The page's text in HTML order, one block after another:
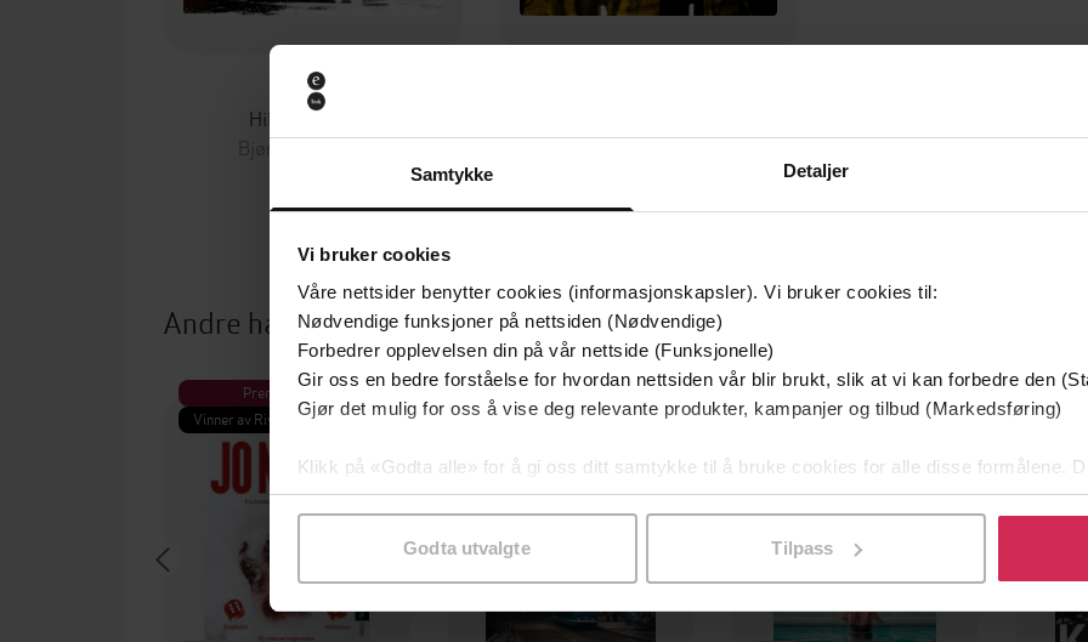
Samtykke Detaljer
Vi bruker cookies
Våre nettsider benytter cookies (informasjonskapsler). Vi bruker cookies til:
Nødvendige funksjoner på nettsiden (Nødvendige)
Forbedrer opplevelsen din på vår nettside (Funksjonelle)
Gir oss en bedre forståelse for hvordan nettsiden vår blir brukt, slik at vi kan forbedre den
Gjør det mulig for oss å vise deg relevante produkter, kampanjer og tilbud (Markedsføring)
Klikk på «Godta alle» for å gi oss ditt samtykke til å bruke cookies for alle disse formålene.
samtykke til spesifikke formål ved å klikke på «Tilpass». Du kan når som helst trekke
Godta utvalgte Tilpass
199,-
Hillman Hunter
Bjørnar Pedersen
Bjørnar Pedersen
Andre har også kjøpt
Premium
Vinner av Rivertonprisen
Premium
Første gang på tilbud
Premium